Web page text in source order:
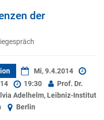
der
Mi, 9.4.2014
19:30
Prof. Dr.
Adelhelm, Leibniz-Institut
Berlin